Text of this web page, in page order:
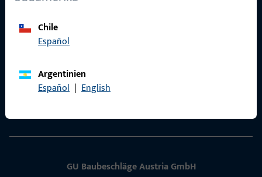
Chile
Español
Argentinien
Español | English
GU Baubeschläge Aus­tria GmbH